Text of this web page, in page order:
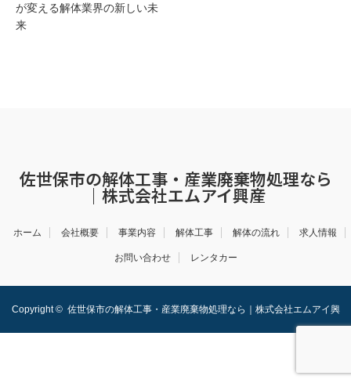
が変える解体業界の新しい未
来
佐世保市の解体工事・産業廃棄物処理なら
｜株式会社エムアイ興産
ホーム 会社概要 事業内容 解体工事 解体の流れ 求人情報
お問い合わせ レンタカー
Copyright © 佐世保市の解体工事・産業廃棄物処理なら｜株式会社エムアイ興